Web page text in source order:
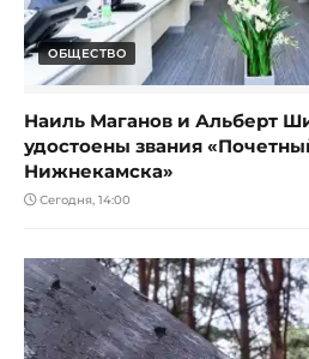
ОБЩЕСТВО
Наиль Маганов и Альберт
удостоены звания
Нижнекамска»
Сегодня, 14:00